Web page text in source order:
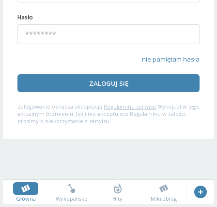
Hasło
nie pamiętam hasła
ZALOGUJ SIĘ
Zalogowanie oznacza akceptację Regulaminu serwisu Wykop.pl w jego
aktualnym brzmieniu. Jeśli nie akceptujesz Regulaminu w całości,
prosimy o niekorzystanie z serwisu.
Główna Wykopalisko Hity Mikroblog